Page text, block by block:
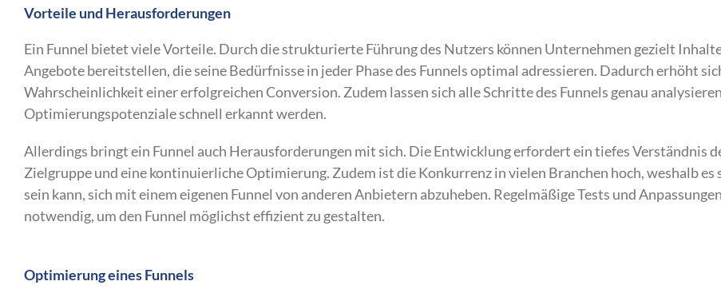
Vorteile und Herausforderungen
Ein Funnel bietet viele Vorteile. Durch die strukturierte Führung des Nutzers können Unternehmen gezielt
Angebote bereitstellen, die seine Bedürfnisse in jeder Phase des Funnels optimal adressieren. Dadurch erhöht
Wahrscheinlichkeit einer erfolgreichen Conversion. Zudem lassen sich alle Schritte des Funnels genau
Optimierungspotenziale schnell erkannt werden.
Allerdings bringt ein Funnel auch Herausforderungen mit sich. Die Entwicklung erfordert ein tiefes Verständnis
Zielgruppe und eine kontinuierliche Optimierung. Zudem ist die Konkurrenz in vielen Branchen hoch, weshalb es
sein kann, sich mit einem eigenen Funnel von anderen Anbietern abzuheben. Regelmäßige Tests und
notwendig, um den Funnel möglichst effizient zu gestalten.
Optimierung eines Funnels